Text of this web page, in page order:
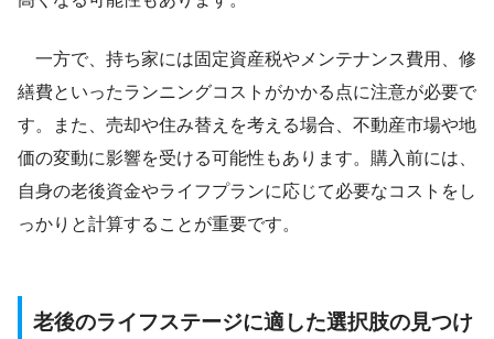
一方で、持ち家には固定資産税やメンテナンス費用、修
繕費といったランニングコストがかかる点に注意が必要で
す。また、売却や住み替えを考える場合、不動産市場や地
価の変動に影響を受ける可能性もあります。購入前には、
自身の老後資金やライフプランに応じて必要なコストをし
っかりと計算することが重要です。
老後のライフステージに適した選択肢の見つけ